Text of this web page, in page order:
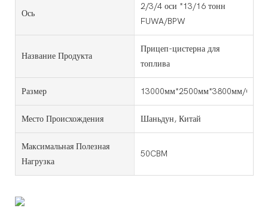
Ось
2/3/4 оси *13/16 тонн
FUWA/BPW
Название Продукта
Прицеп-цистерна для
топлива
Размер 13000мм*2500мм*3800мм/
Место Происхождения Шаньдун, Китай
Максимальная Полезная
Нагрузка
50CBM